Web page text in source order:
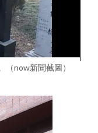
now新聞截圖）